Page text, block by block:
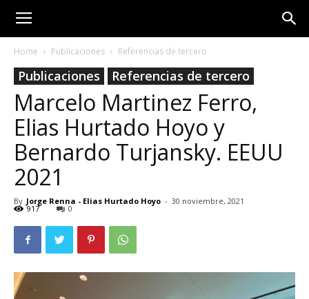
Home Publicaciones Referencias de tercero
Publicaciones Referencias de tercero
Marcelo Martinez Ferro,
Elias Hurtado Hoyo y
Bernardo Turjansky. EEUU
2021
By Jorge Renna - Elias Hurtado Hoyo - 30 noviembre, 2021
917 0